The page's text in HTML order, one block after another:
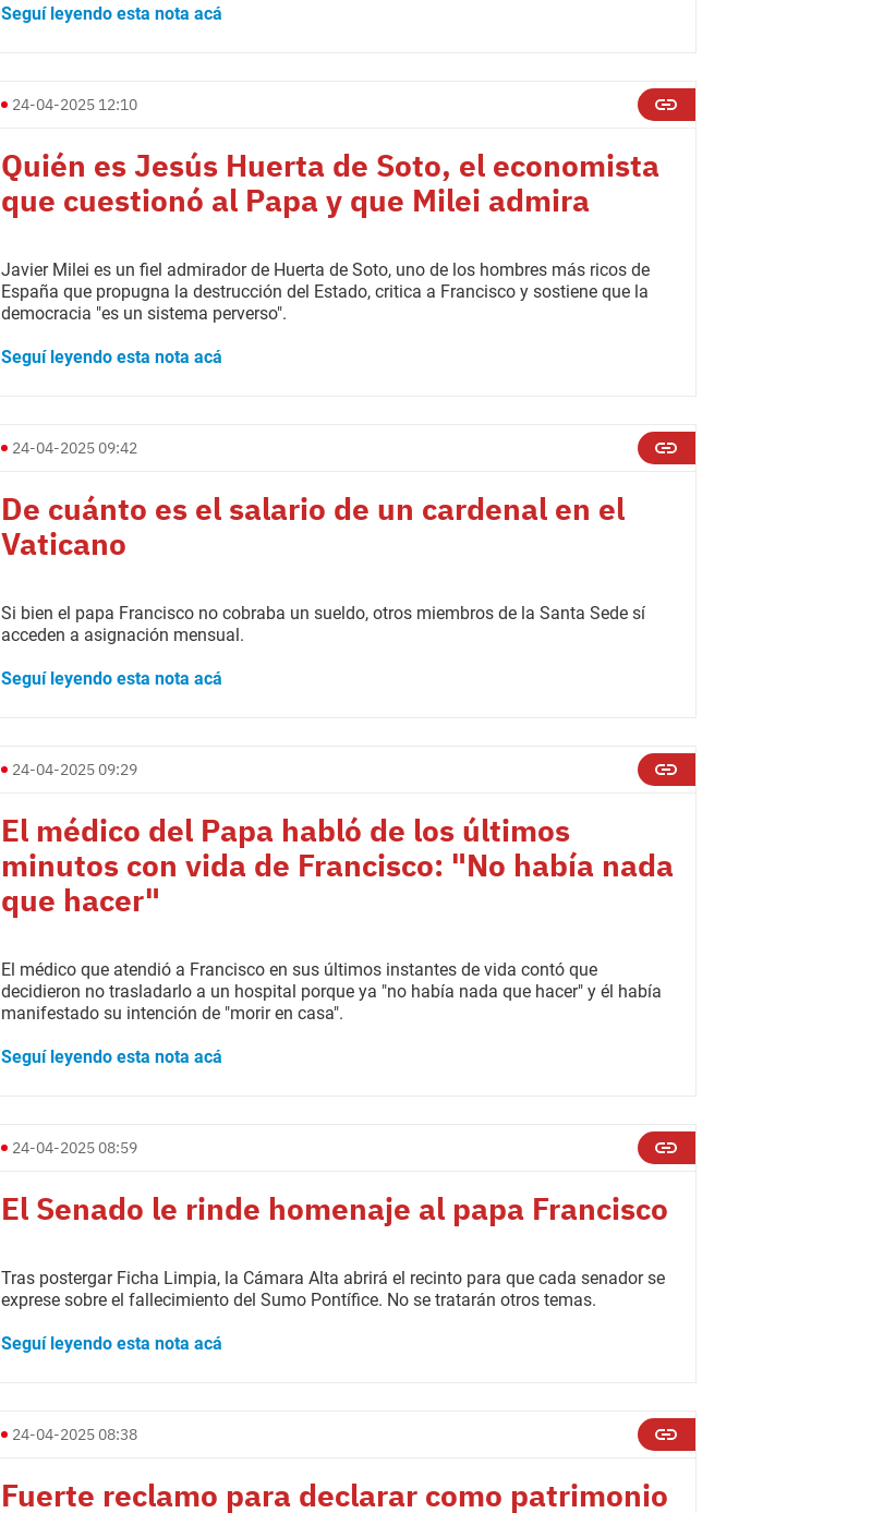
Seguí leyendo esta nota acá
24-04-2025 12:10
Quién es Jesús Huerta de Soto, el economista
que cuestionó al Papa y que Milei admira
Javier Milei es un fiel admirador de Huerta de Soto, uno de los hombres más ricos de
España que propugna la destrucción del Estado, critica a Francisco y sostiene que la
democracia "es un sistema perverso".
Seguí leyendo esta nota acá
24-04-2025 09:42
De cuánto es el salario de un cardenal en el
Vaticano
Si bien el papa Francisco no cobraba un sueldo, otros miembros de la Santa Sede sí
acceden a asignación mensual.
Seguí leyendo esta nota acá
24-04-2025 09:29
El médico del Papa habló de los últimos
minutos con vida de Francisco: "No había nada
que hacer"
El médico que atendió a Francisco en sus últimos instantes de vida contó que
decidieron no trasladarlo a un hospital porque ya "no había nada que hacer" y él había
manifestado su intención de "morir en casa".
Seguí leyendo esta nota acá
24-04-2025 08:59
El Senado le rinde homenaje al papa Francisco
Tras postergar Ficha Limpia, la Cámara Alta abrirá el recinto para que cada senador se
exprese sobre el fallecimiento del Sumo Pontífice. No se tratarán otros temas.
Seguí leyendo esta nota acá
24-04-2025 08:38
Fuerte reclamo para declarar como patrimonio